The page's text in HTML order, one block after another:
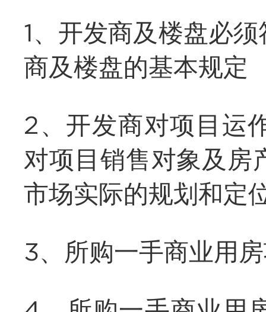
1、开发商及楼盘必
商及楼盘的基本规定
2、开发商对项目运
对项目销售对象及房
市场实际的规划和定
3、所购一手商业用